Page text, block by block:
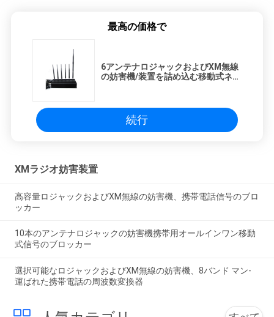
最高の価格で
6アンテナロジャックおよびXM無線
の妨害機/装置を詰め込む移動式ネッ
続行
XMラジオ妨害装置
高容量ロジャックおよびXM無線の妨害機、携帯電話信号のブロ
ッカー
10本のアンテナロジャックの妨害機携帯用オールインワン移動
式信号のブロッカー
選択可能なロジャックおよびXM無線の妨害機、8バンド マン-
運ばれた携帯電話の周波数変換器